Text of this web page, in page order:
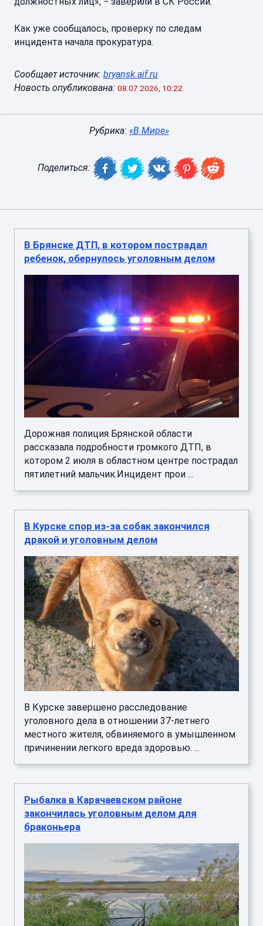
Как уже сообщалось, проверку по следам
инцидента начала прокуратура.
Сообщает источник: bryansk.aif.ru
Новость опубликована: 08.07.2026, 10:22
Рубрика: «В Мире»
Поделиться:
В Брянске ДТП, в котором пострадал
ребенок, обернулось уголовным делом
Дорожная полиция Брянской области
рассказала подробности громкого ДТП, в
котором 2 июля в областном центре пострадал
пятилетний мальчик.Инцидент прои ...
В Курске спор из-за собак закончился
дракой и уголовным делом
В Курске завершено расследование
уголовного дела в отношении 37-летнего
местного жителя, обвиняемого в умышленном
причинении легкого вреда здоровью. ...
Рыбалка в Карачаевском районе
закончилась уголовным делом для
браконьера